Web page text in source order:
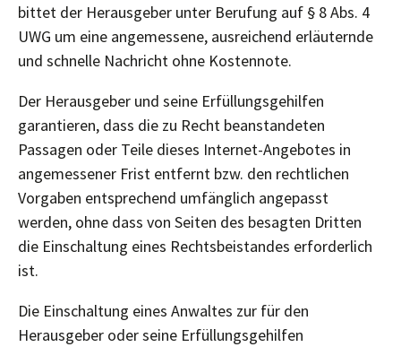
bittet der Herausgeber unter Berufung auf § 8 Abs. 4
UWG um eine angemessene, ausreichend erläuternde
und schnelle Nachricht ohne Kostennote.
Der Herausgeber und seine Erfüllungsgehilfen
garantieren, dass die zu Recht beanstandeten
Passagen oder Teile dieses Internet-Angebotes in
angemessener Frist entfernt bzw. den rechtlichen
Vorgaben entsprechend umfänglich angepasst
werden, ohne dass von Seiten des besagten Dritten
die Einschaltung eines Rechtsbeistandes erforderlich
ist.
Die Einschaltung eines Anwaltes zur für den
Herausgeber oder seine Erfüllungsgehilfen